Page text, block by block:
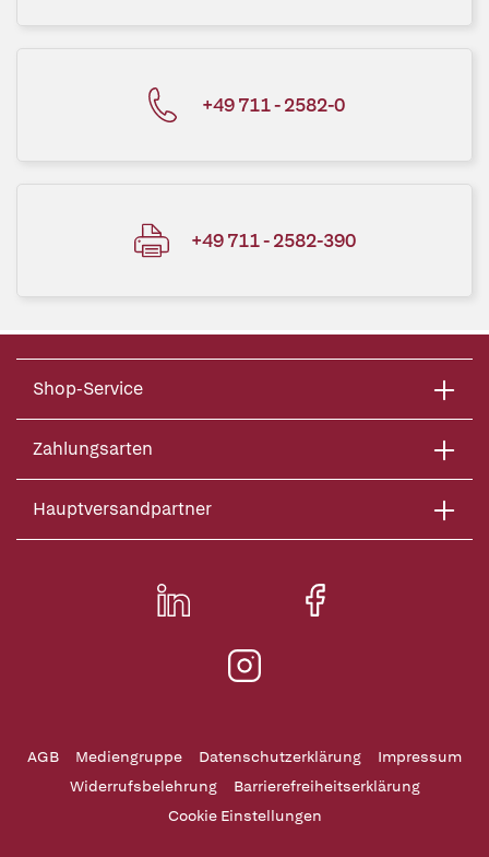
+49 711 - 2582-0
+49 711 - 2582-390
Shop-Service
Zahlungsarten
Hauptversandpartner
AGB Mediengruppe Datenschutzerklärung
Impressum
Widerrufsbelehrung
Barrierefreiheitserklärung
Cookie Einstellungen